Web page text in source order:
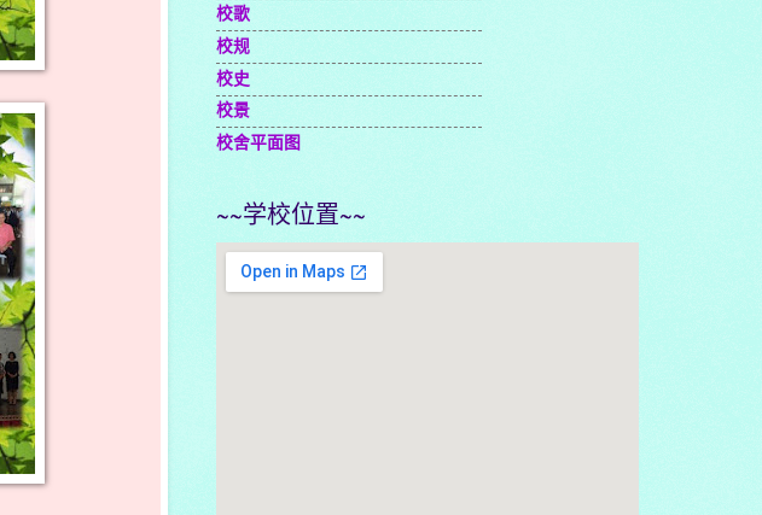
校歌
校规
校史
校景
校舍平面图
~~学校位置~~